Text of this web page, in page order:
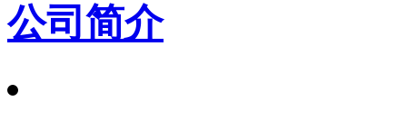
公司简介